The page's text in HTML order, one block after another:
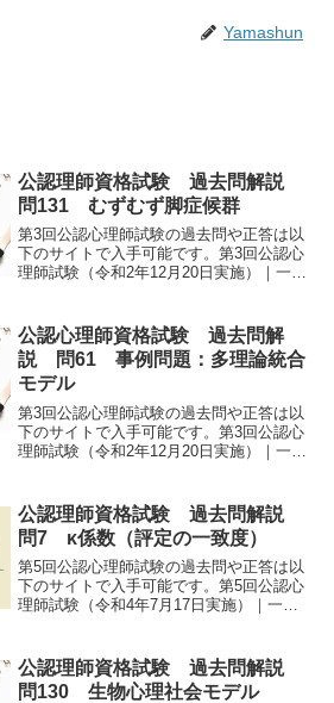
Yamashun
公認理師資格試験 過去問解説
問131 むずむず脚症候群
第3回公認心理師試験の過去問や正答は以
下のサイトで入手可能です。第3回公認心
理師試験（令和2年12月20日実施）｜一般
ることで「自分に必要な知識は何か」を
知るための手が...
公認心理師資格試験 過去問解
説 問61 事例問題：多理論統合
モデル
第3回公認心理師試験の過去問や正答は以
下のサイトで入手可能です。第3回公認心
理師試験（令和2年12月20日実施）｜一般
ることで「自分に必要な知識は何か」を
知るための手が...
公認理師資格試験 過去問解説
問7 κ係数（評定の一致度）
第5回公認心理師試験の過去問や正答は以
下のサイトで入手可能です。第5回公認心
理師試験（令和4年7月17日実施）｜一般
ることで「自分に必要な知識は何か」を
知るための手がか...
公認理師資格試験 過去問解説
問130 生物心理社会モデル